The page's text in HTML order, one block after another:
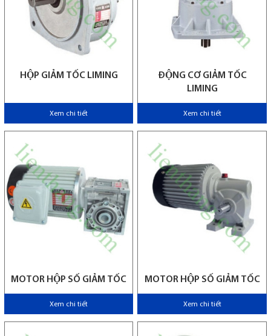
HỘP GIẢM TỐC LIMING
Xem chi tiết
ĐỘNG CƠ GIẢM TỐC
LIMING
Xem chi tiết
MOTOR HỘP SỐ GIẢM TỐC
Xem chi tiết
MOTOR HỘP SỐ GIẢM TỐC
Xem chi tiết